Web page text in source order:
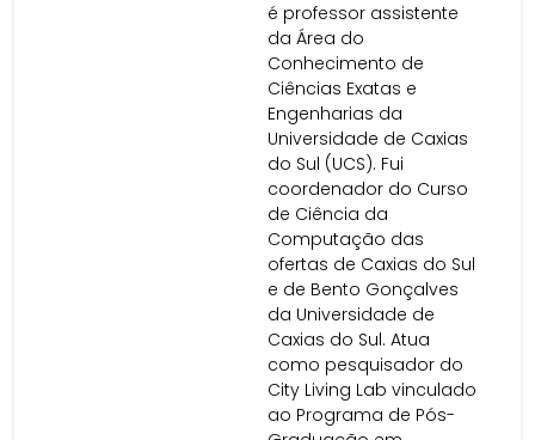
é professor assistente
da Área do
Conhecimento de
Ciências Exatas e
Engenharias da
Universidade de Caxias
do Sul (UCS). Fui
coordenador do Curso
de Ciência da
Computação das
ofertas de Caxias do Sul
e de Bento Gonçalves
da Universidade de
Caxias do Sul. Atua
como pesquisador do
City Living Lab vinculado
ao Programa de Pós-